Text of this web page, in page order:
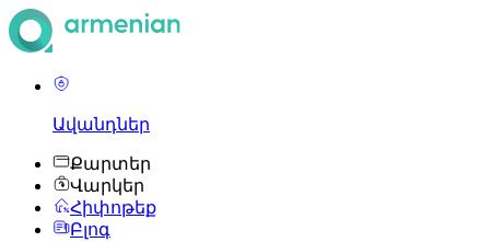
Ավանդներ
Քարտեր
Վարկեր
Հիփոթեք
Բլոգ